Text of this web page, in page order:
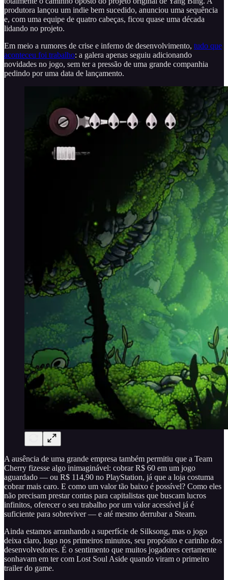
produtora lançou um indie bem sucedido, anunciou uma sequência
e, com uma equipe de quatro cabeças, ficou quase uma década
lidando no projeto.
Em meio a rumores de crise e inferno de desenvolvimento, tudo que
aconteceu foi trabalho: a galera apenas seguiu adicionando
novidades no jogo, sem ter a pressão de uma grande companhia
pedindo por uma data de lançamento.
A ausência de uma grande empresa também permitiu que a Team
Cherry fizesse algo inimaginável: cobrar R$ 60 em um jogo
aguardado — ou R$ 114,90 no PlayStation, já que a loja costuma
cobrar mais caro. E como um valor tão baixo é possível? Como eles
não precisam prestar contas para capitalistas que buscam lucros
infinitos, oferecer o seu trabalho por um valor acessível já é
suficiente para sobreviver — e até mesmo derrubar a Steam.
Ainda estamos arranhando a superfície de Silksong, mas o jogo
deixa claro, logo nos primeiros minutos, seu propósito e carinho dos
desenvolvedores. É o sentimento que muitos jogadores certamente
sonhavam em ter com Lost Soul Aside quando viram o primeiro
trailer do game.